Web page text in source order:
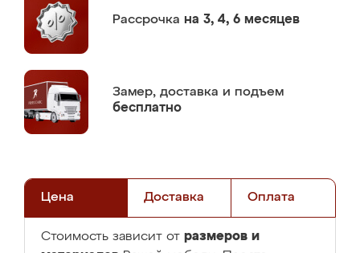
Рассрочка на 3, 4, 6 месяцев
Замер, доставка и подъем
бесплатно
Цена Доставка Оплата
Стоимость зависит от размеров и